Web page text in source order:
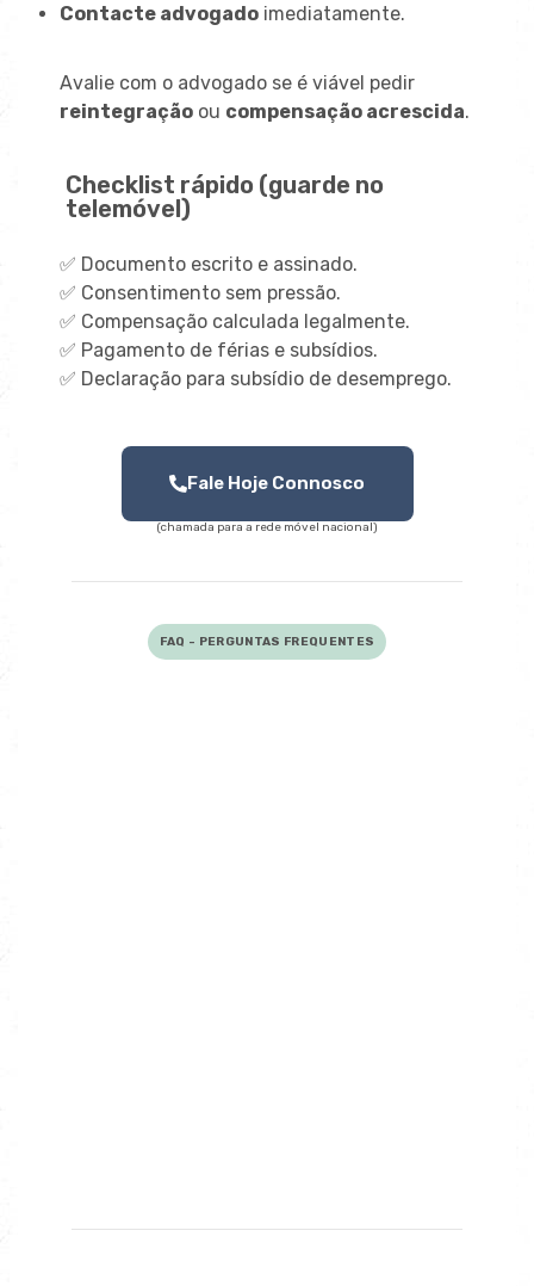
Contacte advogado imediatamente.
Avalie com o advogado se é viável pedir
reintegração ou compensação acrescida.
Checklist rápido (guarde no
telemóvel)
✅ Documento escrito e assinado.
✅ Consentimento sem pressão.
✅ Compensação calculada legalmente.
✅ Pagamento de férias e subsídios.
✅ Declaração para subsídio de desemprego.
Fale Hoje Connosco
(chamada para a rede móvel nacional)
FAQ - PERGUNTAS FREQUENTES